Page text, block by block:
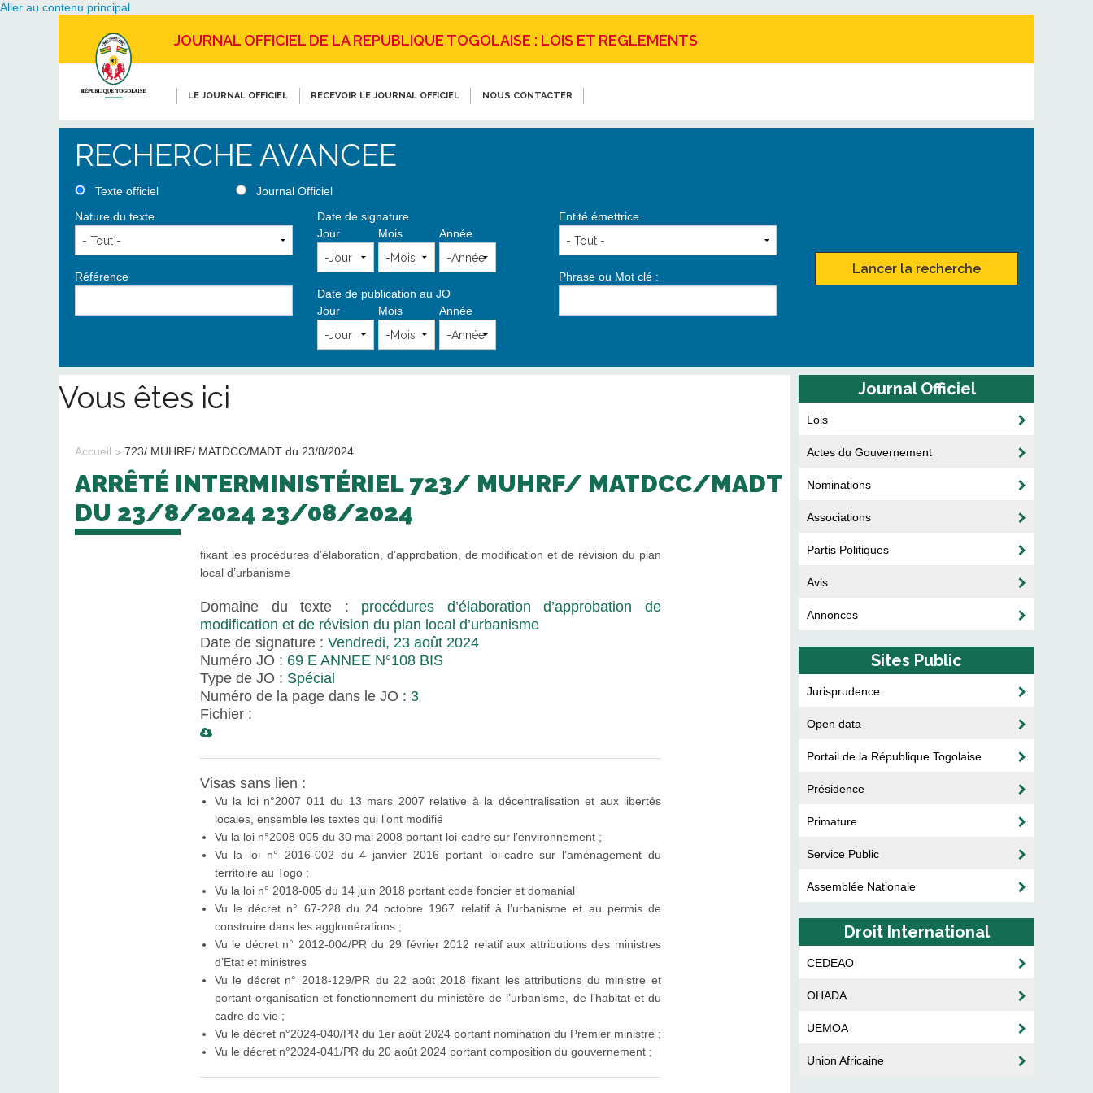
Aller au contenu principal
JOURNAL OFFICIEL DE LA REPUBLIQUE TOGOLAISE : LOIS ET REGLEMENTS
LE JOURNAL OFFICIEL RECEVOIR LE JOURNAL OFFICIEL NOUS CONTACTER
RECHERCHE AVANCEE
Texte officiel
Journal Officiel
Nature du texte
Référence
Date de signature
Jour
Mois Année
Date de publication au JO
Jour
Mois Année
Entité émettrice
Phrase ou Mot clé :
Lancer la recherche
Vous êtes ici
Accueil 723/ MUHRF/ MATDCC/MADT du 23/8/2024
ARRÊTÉ INTERMINISTÉRIEL 723/ MUHRF/ MATDCC/MADT
DU 23/8/2024 23/08/2024
fixant les procédures d’élaboration, d’approbation, de modification et de révision du plan
local d’urbanisme
Domaine du texte : procédures d’élaboration d’approbation de
modification et de révision du plan local d’urbanisme
Date de signature : Vendredi, 23 août 2024
Numéro JO : 69 E ANNEE N°108 BIS
Type de JO : Spécial
Numéro de la page dans le JO : 3
Fichier :
Visas sans lien :
Vu la loi n°2007 011 du 13 mars 2007 relative à la décentralisation et aux libertés
locales, ensemble les textes qui l’ont modifié
Vu la loi n°2008-005 du 30 mai 2008 portant loi-cadre sur l’environnement ;
Vu la loi n° 2016-002 du 4 janvier 2016 portant loi-cadre sur l’aménagement du
territoire au Togo ;
Vu la loi n° 2018-005 du 14 juin 2018 portant code foncier et domanial
Vu le décret n° 67-228 du 24 octobre 1967 relatif à l’urbanisme et au permis de
construire dans les agglomérations ;
Vu le décret n° 2012-004/PR du 29 février 2012 relatif aux attributions des ministres
d’Etat et ministres
Vu le décret n° 2018-129/PR du 22 août 2018 fixant les attributions du ministre et
portant organisation et fonctionnement du ministère de l’urbanisme, de l’habitat et du
cadre de vie ;
Vu le décret n°2024-040/PR du 1er août 2024 portant nomination du Premier ministre ;
Vu le décret n°2024-041/PR du 20 août 2024 portant composition du gouvernement ;
Journal Officiel
Lois
Actes du Gouvernement
Nominations
Associations
Partis Politiques
Avis
Annonces
Sites Public
Jurisprudence
Open data
Portail de la République Togolaise
Présidence
Primature
Service Public
Assemblée Nationale
Droit International
CEDEAO
OHADA
UEMOA
Union Africaine